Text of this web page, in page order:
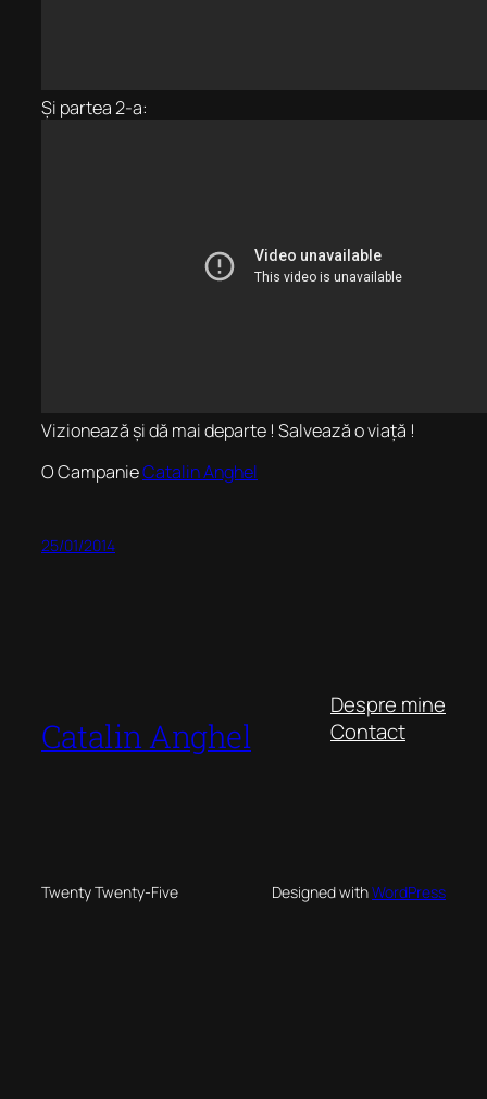
Și partea 2-a:
Vizionează și dă mai departe ! Salvează o viață !
O CampanieCatalin Anghel
25/01/2014
Catalin Anghel
Despre mine
Contact
Twenty Twenty-Five Designed withWordPress